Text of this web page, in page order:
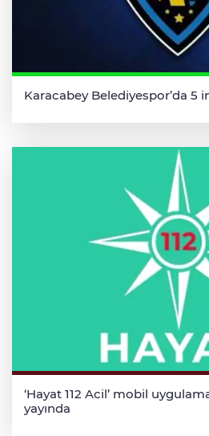
Karacabey Belediyespor’da 5
‘Hayat 112 Acil’ mobil
yayında